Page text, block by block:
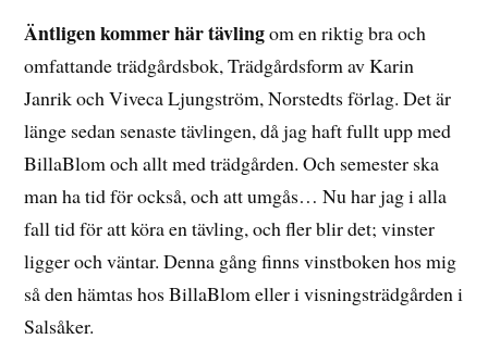
2016
Äntligen kommer här tävlingom en riktig bra och
omfattande trädgårdsbok, Trädgårdsform av Karin
Janrik och Viveca Ljungström, Norstedts förlag. Det är
länge sedan senaste tävlingen, då jag haft fullt upp med
BillaBlom och allt med trädgården. Och semester ska
man ha tid för också, och att umgås… Nu har jag i alla
fall tid för att köra en tävling, och fler blir det; vinster
ligger och väntar. Denna gång finns vinstboken hos mig
så den hämtas hos BillaBlom eller i visningsträdgården i
Salsåker.